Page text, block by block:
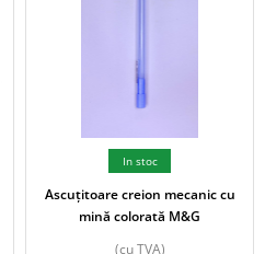
In stoc
Ascuțitoare creion mecanic cu
mină colorată M&G
(cu TVA)